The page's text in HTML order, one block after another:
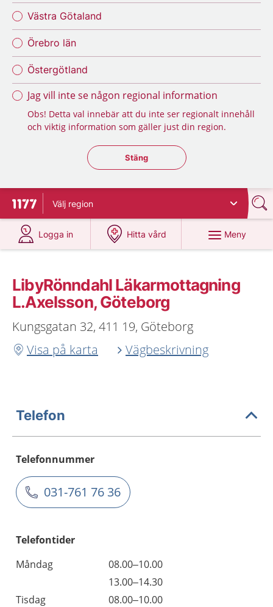
Västra Götaland
Örebro län
Östergötland
Jag vill inte se någon regional information
Obs! Detta val innebär att du inte ser regionalt innehåll
och viktig information som gäller just din region.
Stäng regionsväljaren
Stäng
Till startsidan för 1177
Välj region
Logga in
på 1177.se
Hitta vård
på 1177.se
Meny
LibyRönndahl Läkarmottagning
L.Axelsson, Göteborg
Kungsgatan 32, 411 19, Göteborg
Visa på karta
Vägbeskrivning
Telefon
Telefonnummer
031-761 76 36
Telefontider
Måndag
08.00–10.00
13.00–14.30
Tisdag
08.00–10.00